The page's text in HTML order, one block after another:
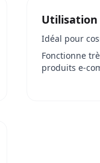
Idéal pour
Fonctionne
produits e-